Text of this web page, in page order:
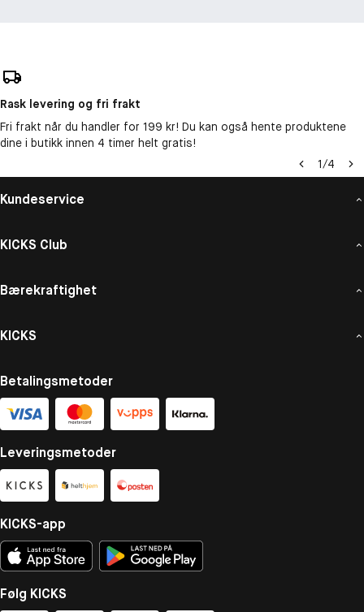
Rask levering og fri frakt
Fri frakt når du handler for 199 kr! Du kan også hente produktene
dine i butikk innen 4 timer helt gratis!
1/4
Kundeservice
KICKS Club
Bærekraftighet
KICKS
Betalingsmetoder
Leveringsmetoder
KICKS-app
Følg KICKS